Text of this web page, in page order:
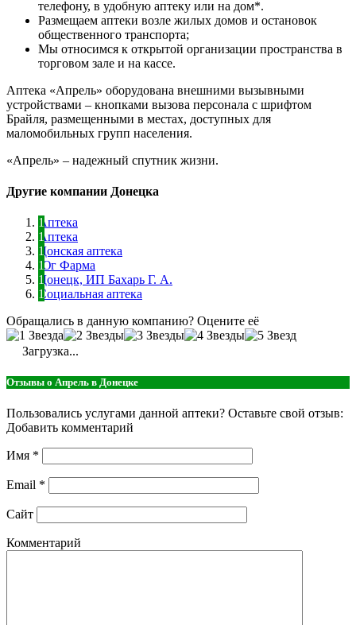
телефону, в удобную аптеку или на дом*.
Размещаем аптеки возле жилых домов и остановок
общественного транспорта;
Мы относимся к открытой организации пространства в
торговом зале и на кассе.
Аптека «Апрель» оборудована внешними вызывными
устройствами – кнопками вызова персонала с шрифтом
Брайля, размещенными в местах, доступных для
маломобильных групп населения.
«Апрель» – надежный спутник жизни.
Другие компании Донецка
Аптека
Аптека
Донская аптека
Юг Фарма
Донецк, ИП Бахарь Г. А.
Социальная аптека
Обращались в данную компанию? Оцените её
Загрузка...
Отзывы о Апрель в Донецке
Пользовались услугами данной аптеки? Оставьте свой отзыв:
Добавить комментарий
Имя *
Email *
Сайт
Комментарий